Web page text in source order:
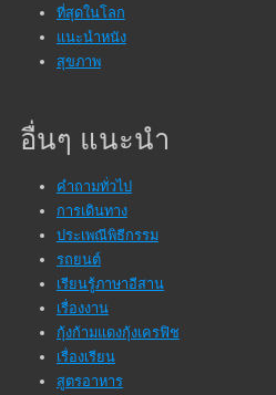
ที่สุดในโลก
แนะนำหนัง
สุขภาพ
อื่นๆ แนะนำ
คำถามทั่วไป
การเดินทาง
ประเพณีพิธีกรรม
รถยนต์
เรียนรู้ภาษาอีสาน
เรื่องงาน
กุ้งก้ามแดงกุ้งเครฟิช
เรื่องเรียน
สูตรอาหาร